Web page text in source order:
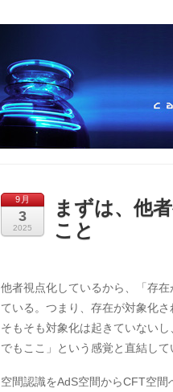
9月
3
2025
まずは、他
こと
他者視点化しているから、「存
ている。つまり、存在が対象化
そもそも対象化は起きていない
でもここ」という感覚と直結して
空間認識をAdS空間からCFT空